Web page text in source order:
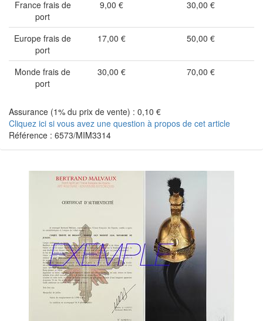
France frais de
port
9,00 € 30,00 €
Europe frais de
port
17,00 € 50,00 €
Monde frais de
port
30,00 € 70,00 €
Assurance (1% du prix de vente) : 0,10 €
Cliquez ici si vous avez une question à propos de cet article
Référence : 6573/MIM3314